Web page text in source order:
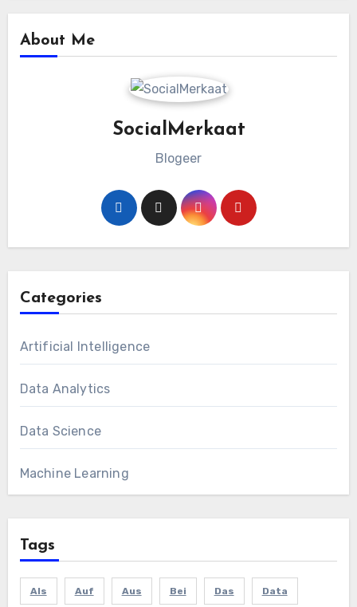
About Me
SocialMerkaat
Blogeer
Categories
Artificial Intelligence
Data Analytics
Data Science
Machine Learning
Tags
Als Auf Aus Bei Das Data